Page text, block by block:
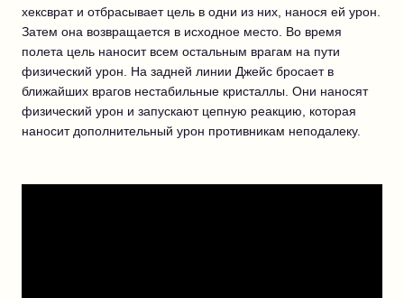
хексврат и отбрасывает цель в одни из них, нанося ей урон.
Затем она возвращается в исходное место. Во время
полета цель наносит всем остальным врагам на пути
физический урон. На задней линии Джейс бросает в
ближайших врагов нестабильные кристаллы. Они наносят
физический урон и запускают цепную реакцию, которая
наносит дополнительный урон противникам неподалеку.